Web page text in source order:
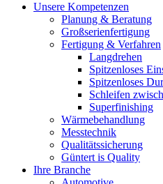
Unsere Kompetenzen
Planung & Beratung
Großserienfertigung
Fertigung & Verfahren
Langdrehen
Spitzenloses
Spitzenloses
Schleifen
Superfinishing
Wärmebehandlung
Messtechnik
Qualitätssicherung
Güntert is Quality
Ihre Branche